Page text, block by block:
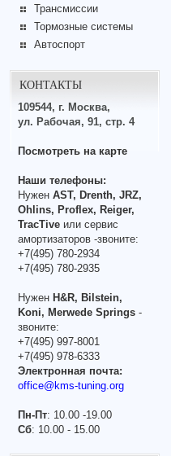
Трансмиссии
Тормозные системы
Автоспорт
КОНТАКТЫ
109544, г. Москва,
ул. Рабочая, 91, стр. 4
Посмотреть на карте
Наши телефоны:
Нужен AST, Drenth, JRZ,
Ohlins, Proflex, Reiger,
TracTive или сервис
амортизаторов -звоните:
+7(495) 780-2934
+7(495) 780-2935
Нужен H&R, Bilstein,
Koni, Merwede Springs -
звоните:
+7(495) 997-8001
+7(495) 978-6333
Электронная почта:
office@kms-tuning.org
Пн-Пт: 10.00 -19.00
Сб: 10.00 - 15.00